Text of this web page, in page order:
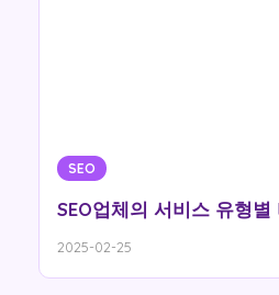
SEO
SEO업체의 서비스 유형별
2025-02-25